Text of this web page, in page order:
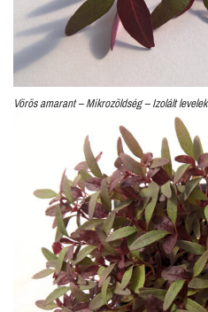
Vörös amarant – Mikrozöldség – Izolált levelek